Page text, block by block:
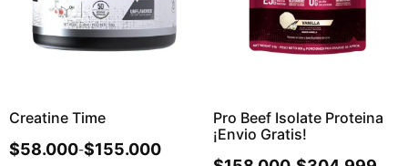
Creatine Time
$58.000-$155.000
Pro Beef Isolate Proteina
¡Envio Gratis!